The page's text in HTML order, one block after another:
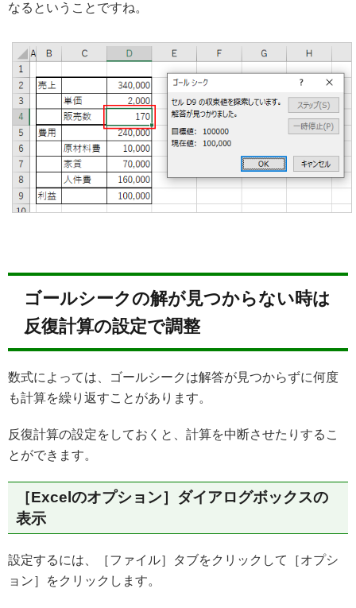
なるということですね。
ゴールシークの解が見つからない時は
反復計算の設定で調整
数式によっては、ゴールシークは解答が見つからずに何度
も計算を繰り返すことがあります。
反復計算の設定をしておくと、計算を中断させたりするこ
とができます。
［Excelのオプション］ダイアログボックスの
表示
設定するには、［ファイル］タブをクリックして［オプシ
ョン］をクリックします。